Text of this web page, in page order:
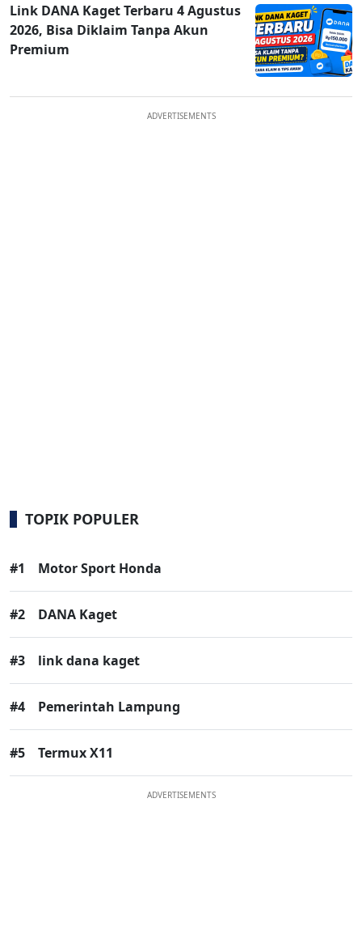
Link DANA Kaget Terbaru 4 Agustus
2026, Bisa Diklaim Tanpa Akun
Premium
ADVERTISEMENTS
TOPIK POPULER
#1 Motor Sport Honda
#2 DANA Kaget
#3 link dana kaget
#4 Pemerintah Lampung
#5 Termux X11
ADVERTISEMENTS